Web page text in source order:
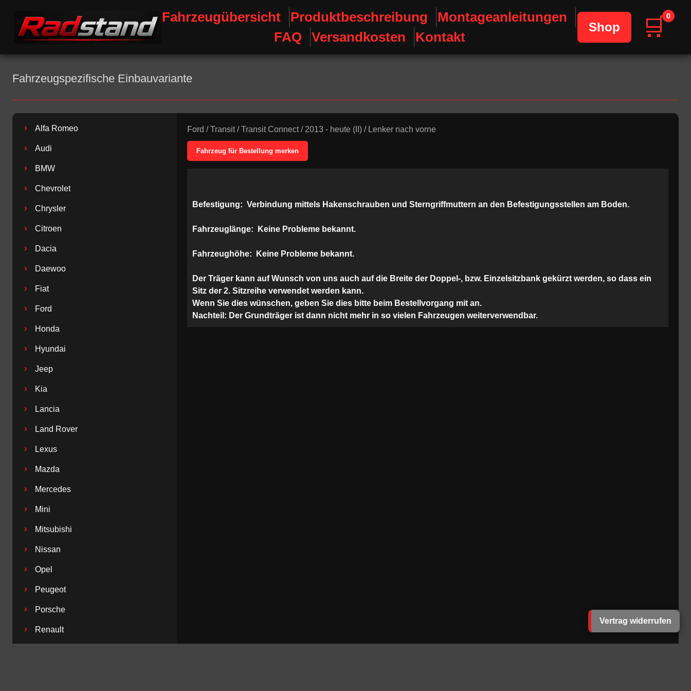
Fahrzeugübersicht Produktbeschreibung
Montageanleitungen
FAQ
Versandkosten Kontakt
Shop 🛒0
Fahrzeugspezifische Einbauvariante
› Alfa Romeo
› Audi
› BMW
› Chevrolet
› Chrysler
› Citroen
› Dacia
› Daewoo
› Fiat
› Ford
› Honda
› Hyundai
› Jeep
› Kia
› Lancia
› Land Rover
› Lexus
› Mazda
› Mercedes
› Mini
› Mitsubishi
› Nissan
› Opel
› Peugeot
› Porsche
› Renault
Ford /Transit/Transit Connect/ 2013 - heute (II) / Lenker nach vorne
Fahrzeug für Bestellung merken
Befestigung: Verbindung mittels Hakenschrauben und Sterngriffmuttern an den Befestigungsstellen am Boden.
Fahrzeuglänge: Keine Probleme bekannt.
Fahrzeughöhe: Keine Probleme bekannt.
Der Träger kann auf Wunsch von uns auch auf die Breite der Doppel-, bzw. Einzelsitzbank gekürzt werden, so dass ein
Sitz der 2. Sitzreihe verwendet werden kann.
Wenn Sie dies wünschen, geben Sie dies bitte beim Bestellvorgang mit an.
Nachteil: Der Grundträger ist dann nicht mehr in so vielen Fahrzeugen weiterverwendbar.
Vertrag widerrufen